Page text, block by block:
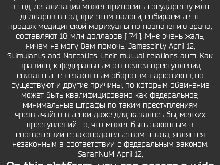
в год, легализация может приносить государству млн
долларов в год, при этом налоги, собираемые от
продаж медицинской марихуаны по назначению врача,
составляют 18 млн долларов [ 74 ]. Мне очень жаль,
ничем не могу Вам помочь. Jamescirty April 12,
Stimulants and Narcotics: their mutual relations англ. Как
правило, к федеральным относятся преступления,
связанные с незаконным оборотом наркотиков, но
существуют и другие причины, по которым обвинение
может быть квалифицировано как федеральное;
минимальные штрафы по таким преступлениям
чрезвычайно высоки даже для, казалось бы, мелких
преступлений. То, что может быть законным в
соответствии с законодательством штата, является
незаконным в соответствии с федеральным законом.
SarahNuM April 12,